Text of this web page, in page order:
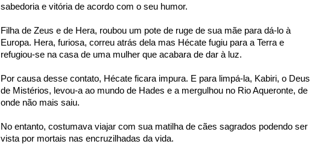
sabedoria e vitória de acordo com o seu humor.
Filha de Zeus e de Hera, roubou um pote de ruge de sua mãe para dá-lo à
Europa. Hera, furiosa, correu atrás dela mas Hécate fugiu para a Terra e
refugiou-se na casa de uma mulher que acabara de dar à luz.
Por causa desse contato, Hécate ficara impura. E para limpá-la, Kabiri, o Deus
de Mistérios, levou-a ao mundo de Hades e a mergulhou no Rio Aqueronte, de
onde não mais saiu.
No entanto, costumava viajar com sua matilha de cães sagrados podendo ser
vista por mortais nas encruzilhadas da vida.